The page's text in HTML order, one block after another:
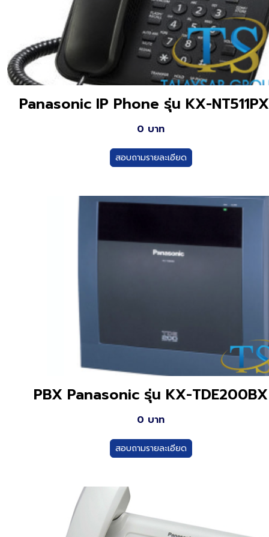
Panasonic IP Phone รุ่น KX-
0 บาท
สอบถามรายละเอียด
PBX Panasonic รุ่น KX-TDE200BX
0 บาท
สอบถามรายละเอียด